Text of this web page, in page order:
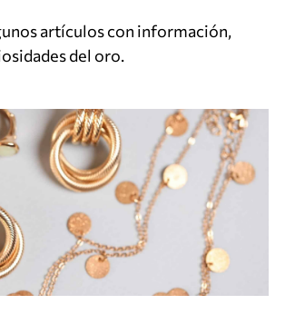
artículos con información,
del oro.